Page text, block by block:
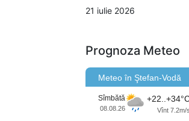
21 iulie 2026
Prognoza Meteo
Meteo în Ştefan-Vodă
Sîmbătă
08.08.26 Vînt 7.2m/s